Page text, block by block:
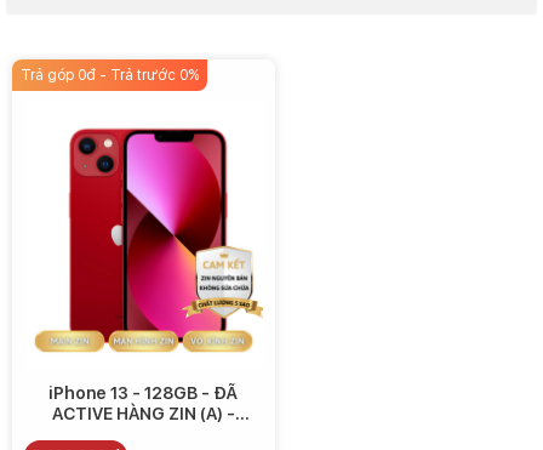
Thiết bị sẽ được hỗ trợ mạng 5G, nhờ vậy người dùng sẽ trải
nghiệm tốc độ kết nối mạng ấn tượng, tận hưởng những gì tinh túy
Trả góp 0đ - Trả trước 0%
iPhone 13 - 128GB - ĐÃ
ACTIVE HÀNG ZIN (A) -